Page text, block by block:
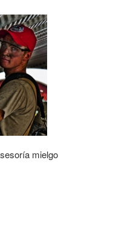
mielgo